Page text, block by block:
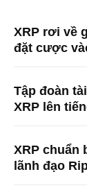
XRP rơi về
đặt cược
Tập đoàn
XRP lên
XRP chuẩn
lãnh đạo